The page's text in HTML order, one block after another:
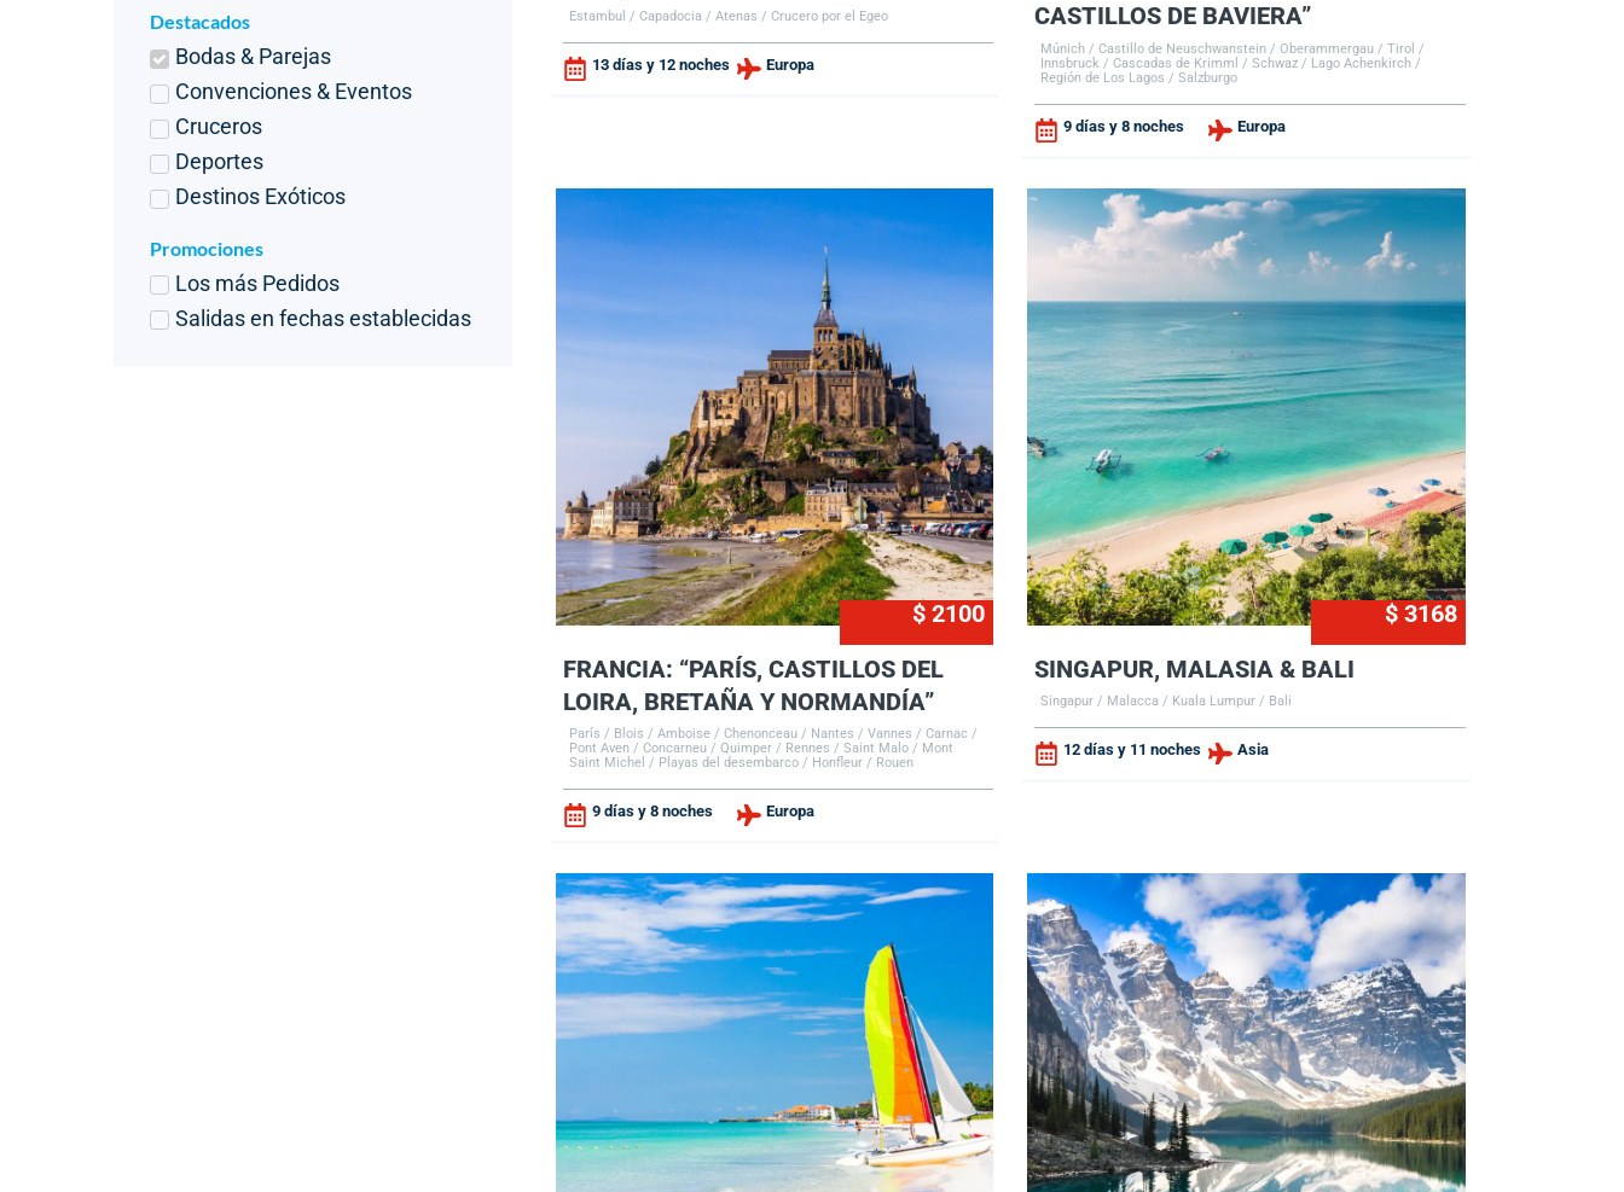
Destacados
Bodas & Parejas
Convenciones & Eventos
Cruceros
Deportes
Destinos Exóticos
Promociones
Los más Pedidos
Salidas en fechas establecidas
Estambul / Capadocia / Atenas / Crucero por el Egeo
13 días y 12 noches Europa
CASTILLOS DE BAVIERA”
Múnich / Castillo de Neuschwanstein / Oberammergau / Tirol /
Innsbruck / Cascadas de Krimml / Schwaz / Lago Achenkirch /
Región de Los Lagos / Salzburgo
9 días y 8 noches Europa
$ 2100
FRANCIA: “PARÍS, CASTILLOS DEL
LOIRA, BRETAÑA Y NORMANDÍA”
París / Blois / Amboise / Chenonceau / Nantes / Vannes / Carnac /
Pont Aven / Concarneu / Quimper / Rennes / Saint Malo / Mont
Saint Michel / Playas del desembarco / Honfleur / Rouen
9 días y 8 noches Europa
$ 3168
SINGAPUR, MALASIA & BALI
Singapur / Malacca / Kuala Lumpur / Bali
12 días y 11 noches Asia